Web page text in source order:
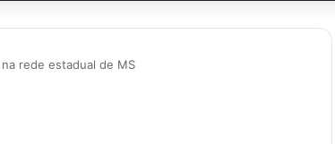
rede estadual de MS